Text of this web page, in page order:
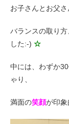
個人情報保護
お子さんとお父さ
バランスの取り
した:-) ☆
中には、わずか
ゃり、
満面の笑顔が印象